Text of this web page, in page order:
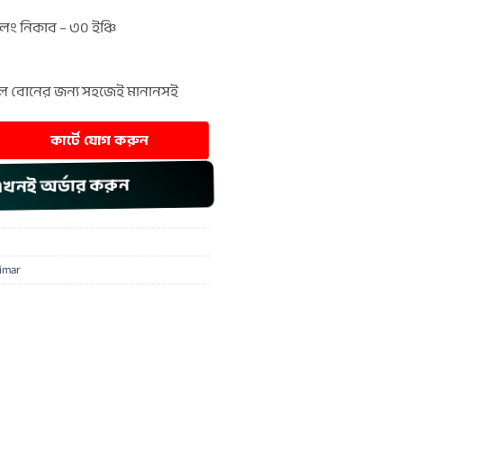
লং নিকাব – ৩০ ইঞ্চি
বোনের জন্য সহজেই মানানসই
quantityকার্টে যোগ করুন
অর্ডার করুন